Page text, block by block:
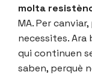
molta
MA. Per
necessites. Ara
qui continuen
saben, perquè